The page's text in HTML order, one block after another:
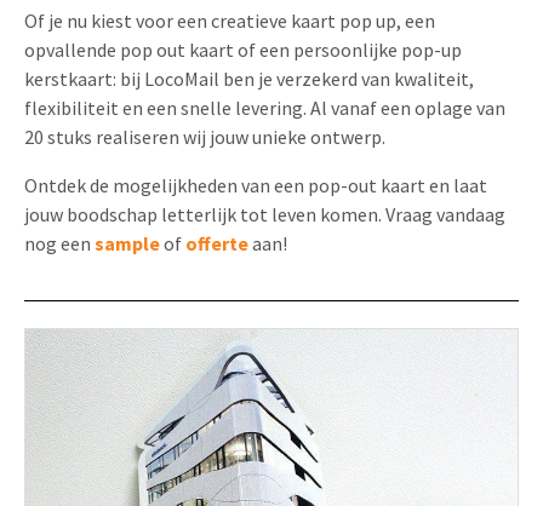
Of je nu kiest voor een creatieve kaart pop up, een
opvallende pop out kaart of een persoonlijke pop-up
kerstkaart: bij LocoMail ben je verzekerd van kwaliteit,
flexibiliteit en een snelle levering. Al vanaf een oplage van
20 stuks realiseren wij jouw unieke ontwerp.
Ontdek de mogelijkheden van een pop-out kaart en laat
jouw boodschap letterlijk tot leven komen. Vraag vandaag
nog een sampleof offerteaan!